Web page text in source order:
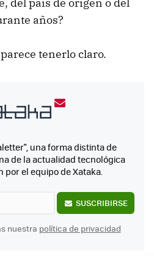
años?
tenerlo claro.
una forma distinta de
de la actualidad tecnológica
por el equipo de Xataka.
SUSCRIBIRSE
nuestra política de privacidad